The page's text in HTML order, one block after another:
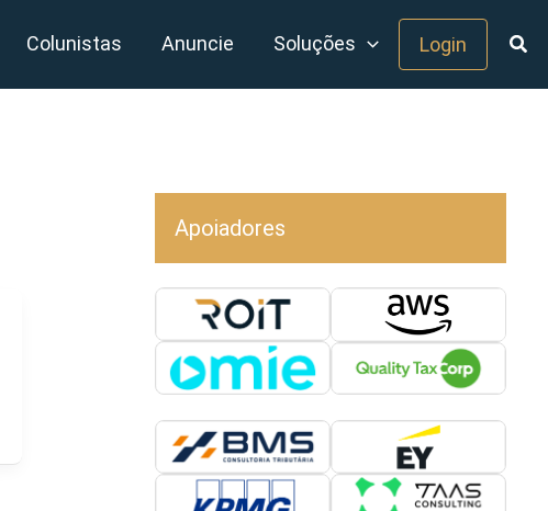
Colunistas Anuncie Soluções Login
Apoiadores